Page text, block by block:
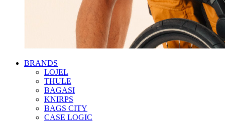
BRANDS
LOJEL
THULE
BAGASI
KNIRPS
BAGS CITY
CASE LOGIC